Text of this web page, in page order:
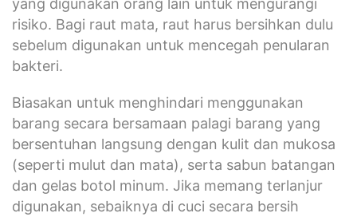
yang digunakan orang lain untuk mengurangi
risiko. Bagi raut mata, raut harus bersihkan dulu
sebelum digunakan untuk mencegah penularan
bakteri.
Biasakan untuk menghindari menggunakan
barang secara bersamaan palagi barang yang
bersentuhan langsung dengan kulit dan mukosa
(seperti mulut dan mata), serta sabun batangan
dan gelas botol minum. Jika memang terlanjur
digunakan, sebaiknya di cuci secara bersih